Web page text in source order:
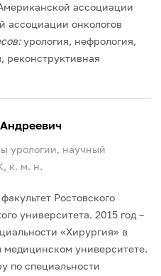
ассоциации
ассоциации онкологов
урология, нефрология,
реконструктивная
урологии, научный
к. м. н.
Ростовского
университета. 2015 год –
«Хирургия» в
медицинском университете.
по специальности